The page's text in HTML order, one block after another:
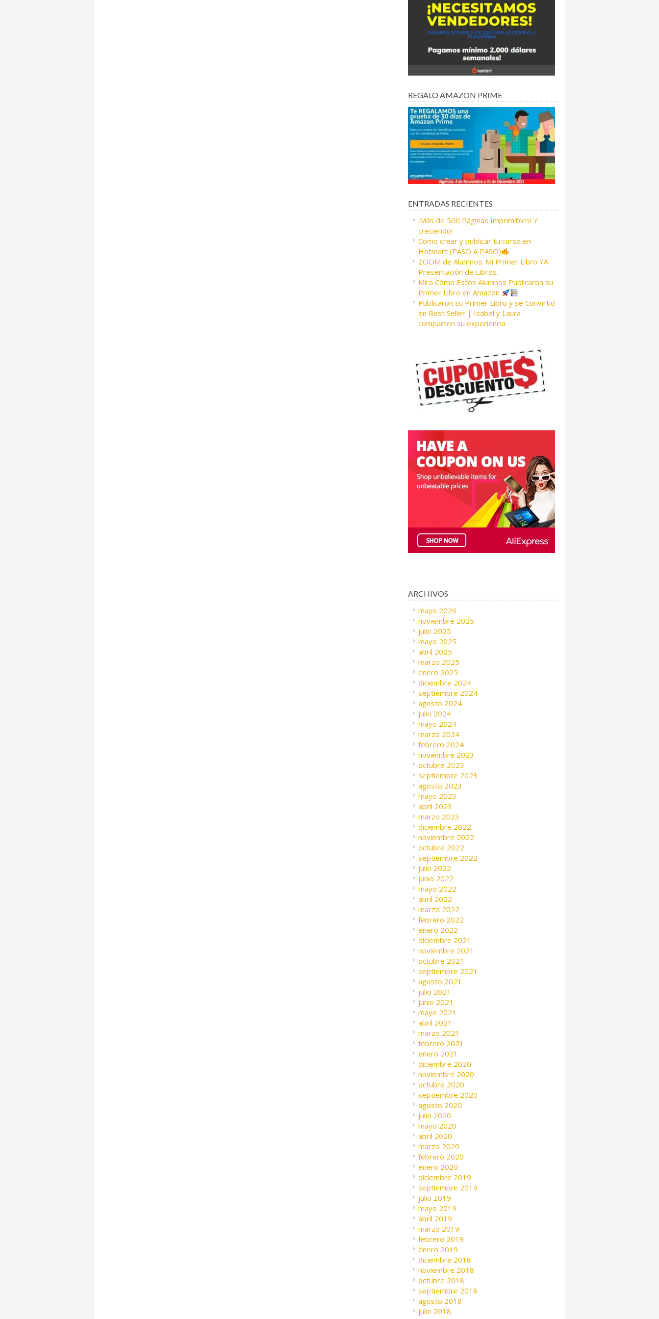
REGALO AMAZON PRIME
ENTRADAS RECIENTES
¡Más de 500 Páginas Imprimibles! Y
creciendo!
Cómo crear y publicar tu curso en
Hotmart (PASO A PASO)
ZOOM de Alumnos: Mi Primer Libro YA
Presentación de Libros.
Mira Cómo Estos Alumnos Publicaron su
Primer Libro en Amazon
Publicaron su Primer Libro y se Convirtió
en Best Seller | Isabel y Laura
comparten su experiencia
ARCHIVOS
mayo 2026
noviembre 2025
julio 2025
mayo 2025
abril 2025
marzo 2025
enero 2025
diciembre 2024
septiembre 2024
agosto 2024
julio 2024
mayo 2024
marzo 2024
febrero 2024
noviembre 2023
octubre 2023
septiembre 2023
agosto 2023
mayo 2023
abril 2023
marzo 2023
diciembre 2022
noviembre 2022
octubre 2022
septiembre 2022
julio 2022
junio 2022
mayo 2022
abril 2022
marzo 2022
febrero 2022
enero 2022
diciembre 2021
noviembre 2021
octubre 2021
septiembre 2021
agosto 2021
julio 2021
junio 2021
mayo 2021
abril 2021
marzo 2021
febrero 2021
enero 2021
diciembre 2020
noviembre 2020
octubre 2020
septiembre 2020
agosto 2020
julio 2020
mayo 2020
abril 2020
marzo 2020
febrero 2020
enero 2020
diciembre 2019
septiembre 2019
julio 2019
mayo 2019
abril 2019
marzo 2019
febrero 2019
enero 2019
diciembre 2018
noviembre 2018
octubre 2018
septiembre 2018
agosto 2018
julio 2018